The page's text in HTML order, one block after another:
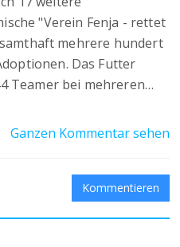
"Verein Fenja - rettet
mehrere hundert
Das Futter
Teamer bei mehreren
Verein sucht auch
Media mitarbeiten.
Ganzen Kommentar sehen
Kommentieren